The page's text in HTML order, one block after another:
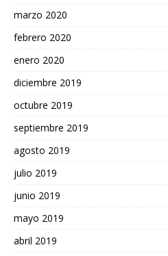
marzo 2020
febrero 2020
enero 2020
diciembre 2019
octubre 2019
septiembre 2019
agosto 2019
julio 2019
junio 2019
mayo 2019
abril 2019